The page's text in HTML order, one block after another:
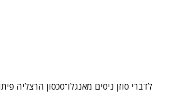
לדברי סוזן ניסים מאנגלו־סכסון